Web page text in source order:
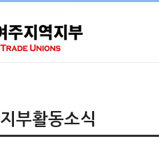
지부활동소식